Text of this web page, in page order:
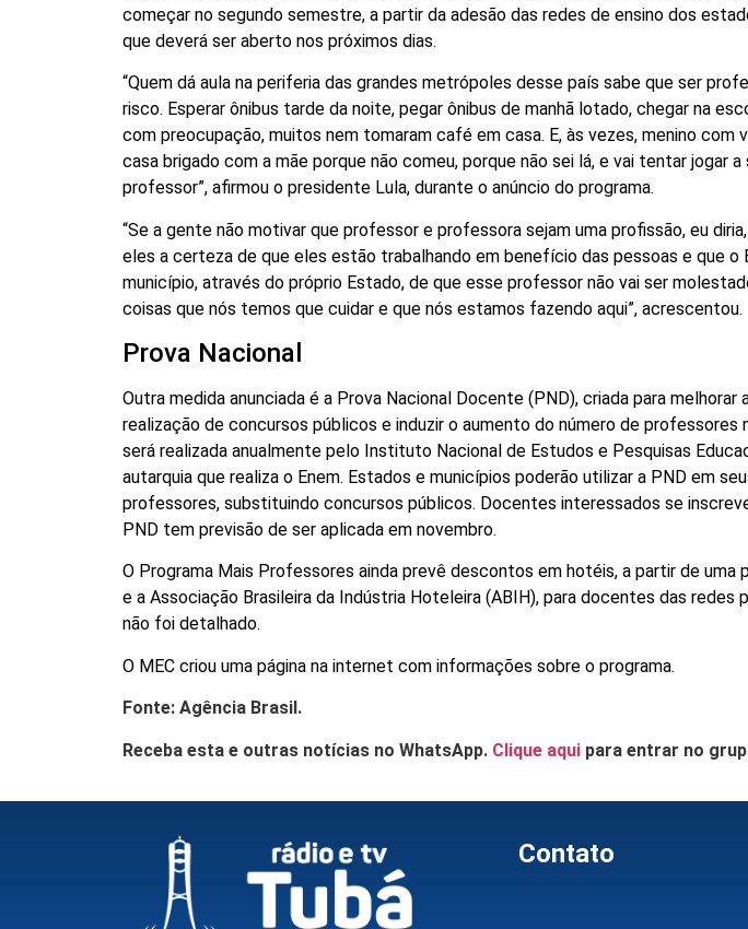
começar no segundo semestre, a partir da adesão das redes de ensino dos
que deverá ser aberto nos próximos dias.
“Quem dá aula na periferia das grandes metrópoles desse país sabe que ser
risco. Esperar ônibus tarde da noite, pegar ônibus de manhã lotado, chegar na
com preocupação, muitos nem tomaram café em casa. E, às vezes, menino com
casa brigado com a mãe porque não comeu, porque não sei lá, e vai tentar jogar
professor”, afirmou o presidente Lula, durante o anúncio do programa.
“Se a gente não motivar que professor e professora sejam uma profissão, eu
eles a certeza de que eles estão trabalhando em benefício das pessoas e que o
município, através do próprio Estado, de que esse professor não vai ser
coisas que nós temos que cuidar e que nós estamos fazendo aqui”, acrescentou.
Prova Nacional
Outra medida anunciada é a Prova Nacional Docente (PND), criada para
realização de concursos públicos e induzir o aumento do número de professores
será realizada anualmente pelo Instituto Nacional de Estudos e Pesquisas
autarquia que realiza o Enem. Estados e municípios poderão utilizar a PND em
professores, substituindo concursos públicos. Docentes interessados se
PND tem previsão de ser aplicada em novembro.
O Programa Mais Professores ainda prevê descontos em hotéis, a partir de uma
e a Associação Brasileira da Indústria Hoteleira (ABIH), para docentes das redes
não foi detalhado.
O MEC criou uma página na internet com informações sobre o programa.
Fonte: Agência Brasil.
Receba esta e outras notícias no WhatsApp. Clique aqui para entrar no
Contato